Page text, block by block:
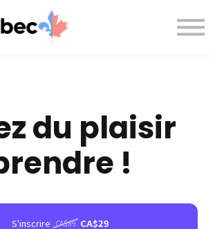
A propos de nous
Nous contacter
du plaisir
!
S'inscrire CA$89 CA$29